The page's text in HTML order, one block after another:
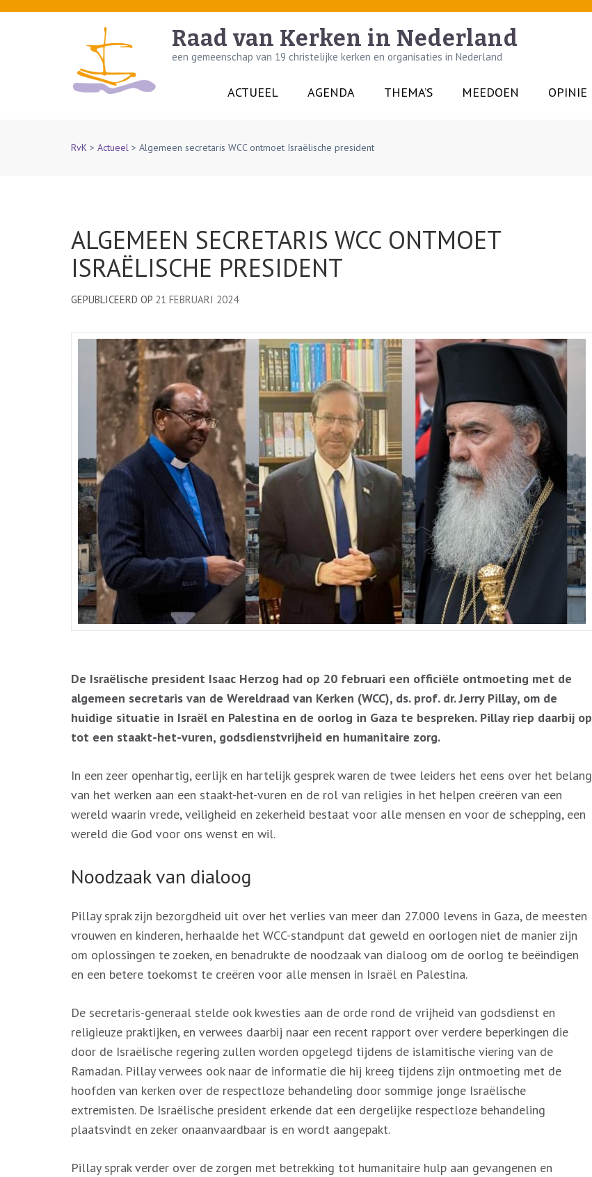
Skip
Raad van Kerken in Nederland
een gemeenschap van 19 christelijke kerken en organisaties in Nederland
ACTUEEL AGENDA THEMA’S MEEDOEN OPINIE
RvK > Actueel > Algemeen secretaris WCC ontmoet Israëlische president
ALGEMEEN SECRETARIS WCC ONTMOET
ISRAËLISCHE PRESIDENT
GEPUBLICEERD OP 21 FEBRUARI 2024
De Israëlische president Isaac Herzog had op 20 februari een officiële ontmoeting met de
algemeen secretaris van de Wereldraad van Kerken (WCC), ds. prof. dr. Jerry Pillay, om de
huidige situatie in Israël en Palestina en de oorlog in Gaza te bespreken. Pillay riep daarbij op
tot een staakt-het-vuren, godsdienstvrijheid en humanitaire zorg.
In een zeer openhartig, eerlijk en hartelijk gesprek waren de twee leiders het eens over het belang
van het werken aan een staakt-het-vuren en de rol van religies in het helpen creëren van een
wereld waarin vrede, veiligheid en zekerheid bestaat voor alle mensen en voor de schepping, een
wereld die God voor ons wenst en wil.
Noodzaak van dialoog
Pillay sprak zijn bezorgdheid uit over het verlies van meer dan 27.000 levens in Gaza, de meesten
vrouwen en kinderen, herhaalde het WCC-standpunt dat geweld en oorlogen niet de manier zijn
om oplossingen te zoeken, en benadrukte de noodzaak van dialoog om de oorlog te beëindigen
en een betere toekomst te creëren voor alle mensen in Israël en Palestina.
De secretaris-generaal stelde ook kwesties aan de orde rond de vrijheid van godsdienst en
religieuze praktijken, en verwees daarbij naar een recent rapport over verdere beperkingen die
door de Israëlische regering zullen worden opgelegd tijdens de islamitische viering van de
Ramadan. Pillay verwees ook naar de informatie die hij kreeg tijdens zijn ontmoeting met de
hoofden van kerken over de respectloze behandeling door sommige jonge Israëlische
extremisten. De Israëlische president erkende dat een dergelijke respectloze behandeling
plaatsvindt en zeker onaanvaardbaar is en wordt aangepakt.
Pillay sprak verder over de zorgen met betrekking tot humanitaire hulp aan gevangenen en